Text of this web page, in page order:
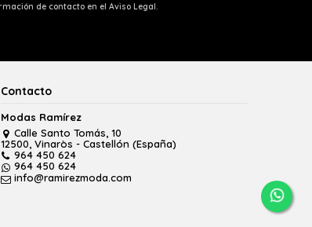
de contacto en el Aviso Legal.
Contacto
Modas Ramírez
Calle Santo Tomás, 10
12500, Vinaròs - Castellón (España)
964 450 624
964 450 624
info@ramirezmoda.com